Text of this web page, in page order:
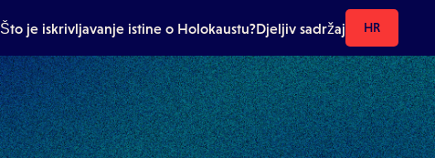
Što je iskrivljavanje istine o Holokaustu?Djeljiv sadržaj HR